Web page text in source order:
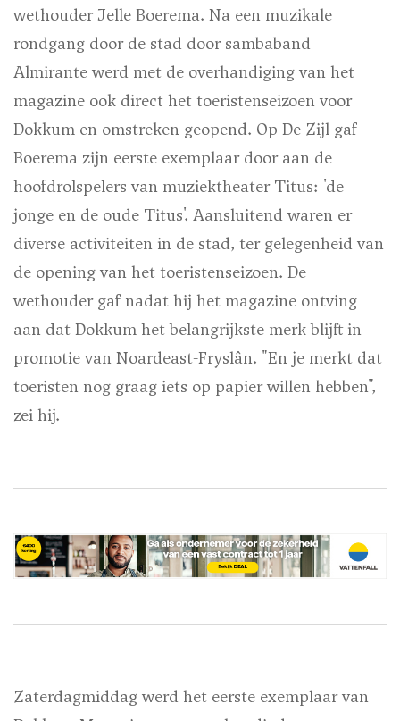
wethouder Jelle Boerema. Na een muzikale
rondgang door de stad door sambaband
Almirante werd met de overhandiging van het
magazine ook direct het toeristenseizoen voor
Dokkum en omstreken geopend. Op De Zijl gaf
Boerema zijn eerste exemplaar door aan de
hoofdrolspelers van muziektheater Titus: 'de
jonge en de oude Titus'. Aansluitend waren er
diverse activiteiten in de stad, ter gelegenheid van
de opening van het toeristenseizoen. De
wethouder gaf nadat hij het magazine ontving
aan dat Dokkum het belangrijkste merk blijft in
promotie van Noardeast-Fryslân. "En je merkt dat
toeristen nog graag iets op papier willen hebben",
zei hij.
Zaterdagmiddag werd het eerste exemplaar van